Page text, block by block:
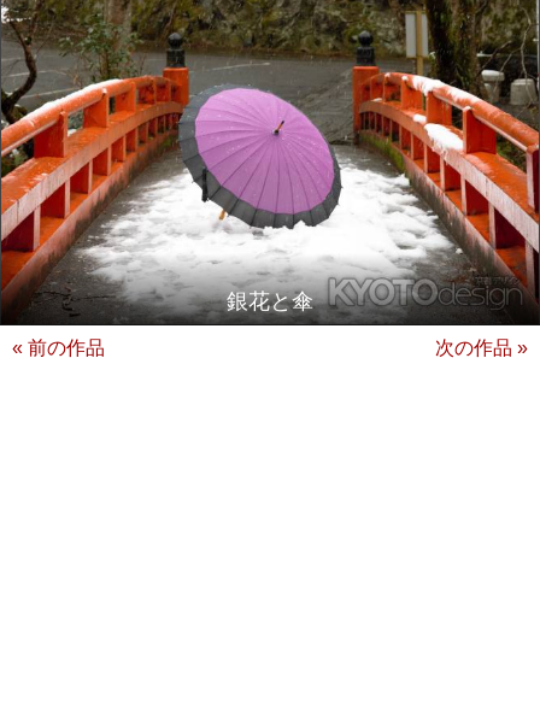
銀花と傘
« 前の作品 次の作品 »